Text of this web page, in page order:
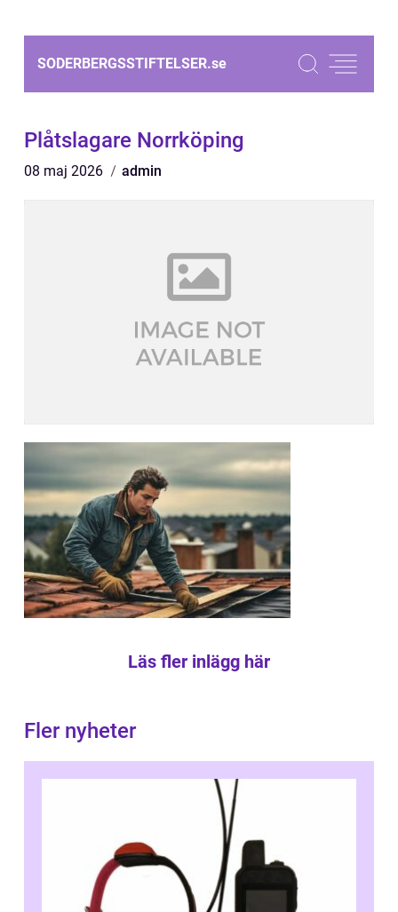
SODERBERGSSTIFTELSER.se
Plåtslagare Norrköping
08 maj 2026 admin
Läs fler inlägg här
Fler nyheter